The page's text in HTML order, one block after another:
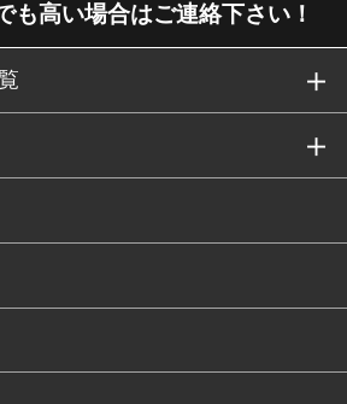
も高い場合はご連絡下さい！